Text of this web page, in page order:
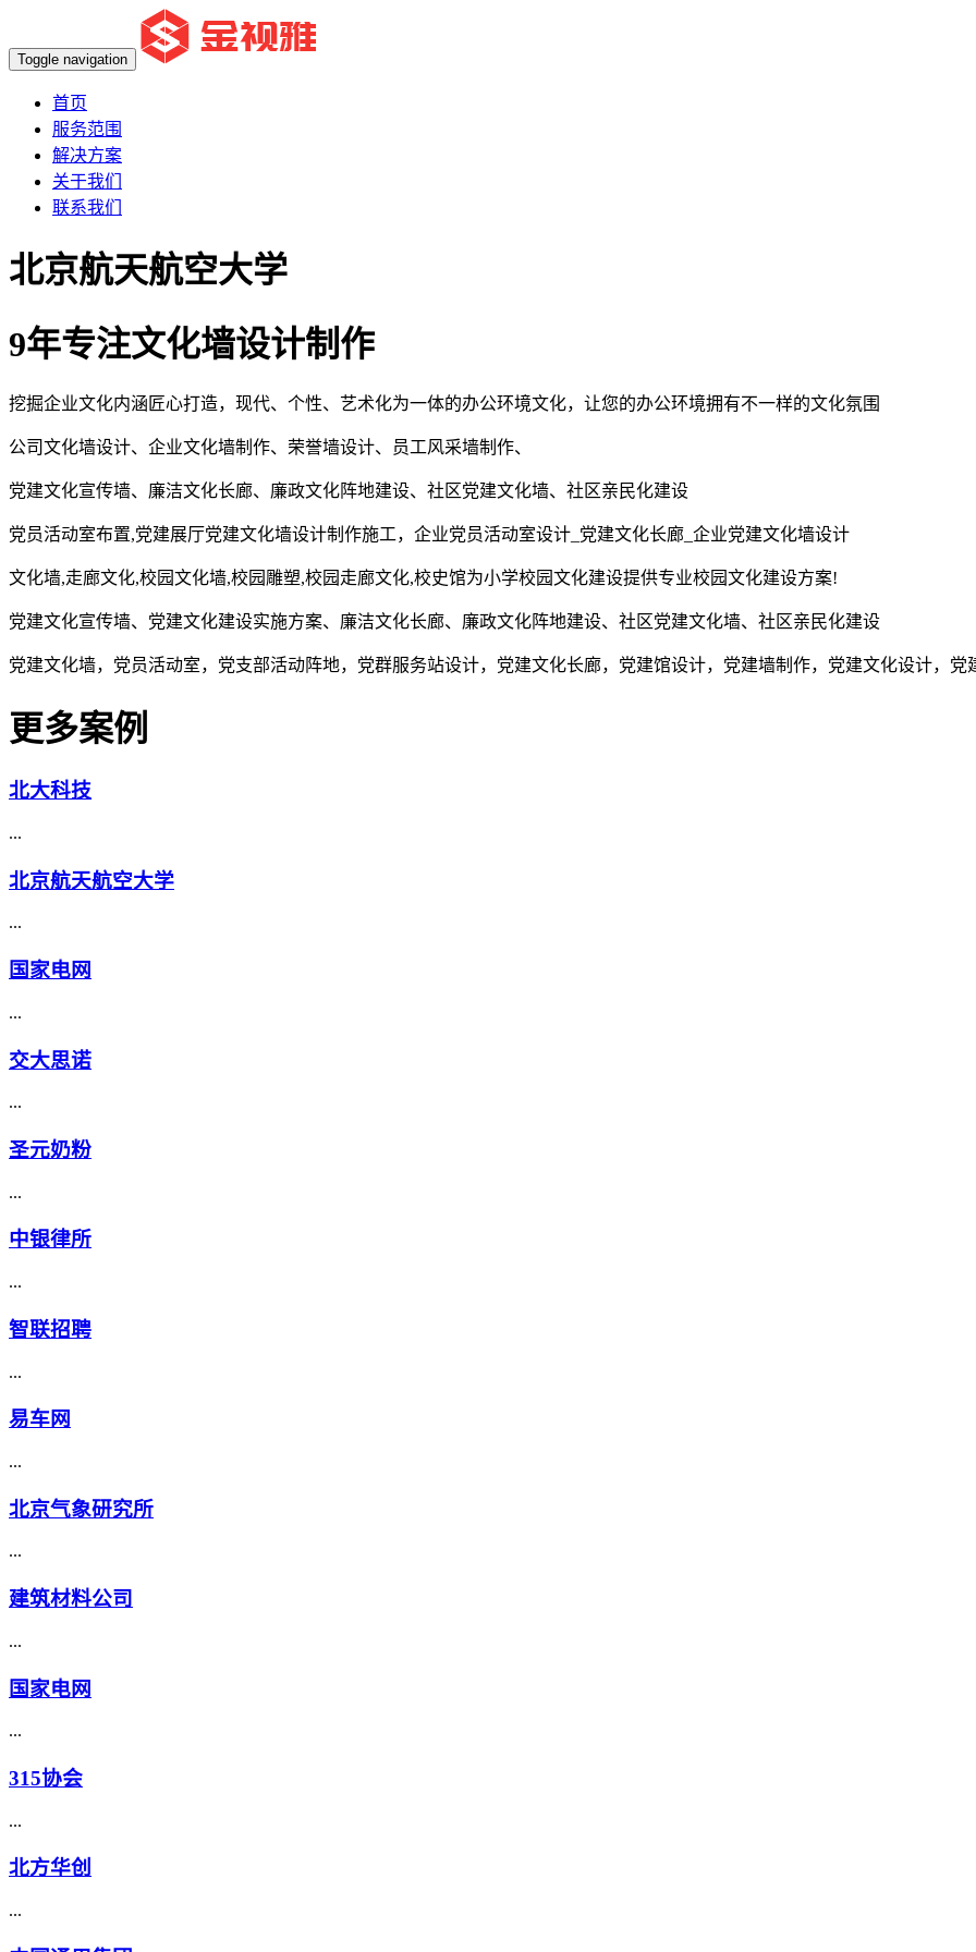
Toggle navigation
首页
服务范围
解决方案
关于我们
联系我们
北京航天航空大学
9年专注文化墙设计制作
挖掘企业文化内涵匠心打造，现代、个性、艺术化为一体的办公环境文化，让您的办公环境拥有不一样的文化氛围
公司文化墙设计、企业文化墙制作、荣誉墙设计、员工风采墙制作、
党建文化宣传墙、廉洁文化长廊、廉政文化阵地建设、社区党建文化墙、社区亲民化建设
党员活动室布置,党建展厅党建文化墙设计制作施工，企业党员活动室设计_党建文化长廊_企业党建文化墙设计
文化墙,走廊文化,校园文化墙,校园雕塑,校园走廊文化,校史馆为小学校园文化建设提供专业校园文化建设方案!
党建文化宣传墙、党建文化建设实施方案、廉洁文化长廊、廉政文化阵地建设、社区党建文化墙、社区亲民化建设
党建文化墙，党员活动室，党支部活动阵地，党群服务站设计，党建文化长廊，党建馆设计，党建墙制作，党建文化设计，党
更多案例
北大科技
...
北京航天航空大学
...
国家电网
...
交大思诺
...
圣元奶粉
...
中银律所
...
智联招聘
...
易车网
...
北京气象研究所
...
建筑材料公司
...
国家电网
...
315协会
...
北方华创
...